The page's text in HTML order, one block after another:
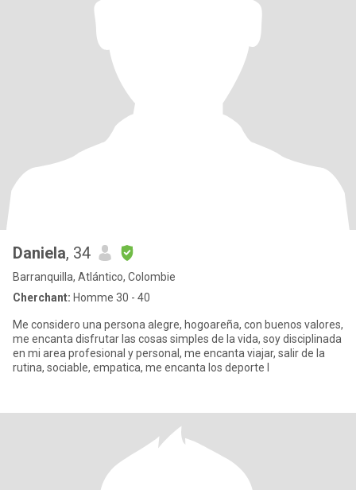
Daniela, 34
Barranquilla, Atlántico, Colombie
Cherchant: Homme 30 - 40
Me considero una persona alegre, hogoareña, con buenos valores,
me encanta disfrutar las cosas simples de la vida, soy disciplinada
en mi area profesional y personal, me encanta viajar, salir de la
rutina, sociable, empatica, me encanta los deporte l